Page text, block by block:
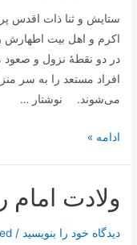
افراد
–
حمزه
ستایش و ثنا ذات اقدس
اکرم و اهل بیت اطهارش
در دو نقطۀ نزول و صعود
افراد مستعد را به سر
می‌شوند. نوشتار …
سخنرانی
نیت
ملاک
ادامه »
ولادت امام
دیدگاه‌ خود را بنویسید /